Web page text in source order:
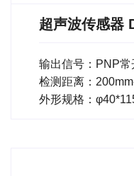
超声波传感器
输出信号：PNP常
检测距离：
外形规格：